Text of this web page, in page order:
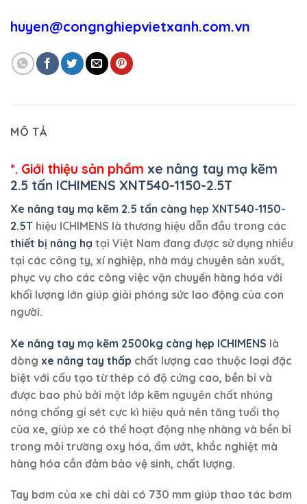
huyen@congnghiepvietxanh.com.vn
MÔ TẢ
*. Giới thiệu sản phẩm xe nâng tay mạ kẽm
2.5 tấn ICHIMENS XNT540-1150-2.5T
Xe nâng tay mạ kẽm 2.5 tấn càng hẹp XNT540-1150-
2.5T hiệu ICHIMENS là thương hiệu dẫn đầu trong các
thiết bị nâng hạ tại Việt Nam đang được sử dụng nhiều
tại các công ty, xí nghiệp, nhà máy chuyên sản xuất,
phục vụ cho các công việc vận chuyển hàng hóa với
khối lượng lớn giúp giải phóng sức lao động của con
người.
Xe nâng tay mạ kẽm 2500kg càng hẹp ICHIMENS là
dòng xe nâng tay thấp chất lượng cao thuộc loại đặc
biệt với cấu tạo từ thép có độ cứng cao, bền bỉ và
được bao phủ bởi một lớp kẽm nguyên chất nhúng
nóng chống gỉ sét cực kì hiệu quả nên tăng tuổi thọ
của xe, giúp xe có thể hoạt động nhẹ nhàng và bền bỉ
trong môi trường oxy hóa, ẩm ướt, khắc nghiệt mà
hàng hóa cần đảm bảo vệ sinh, chất lượng.
Tay bơm của xe chỉ dài có 730 mm giúp thao tác bơm